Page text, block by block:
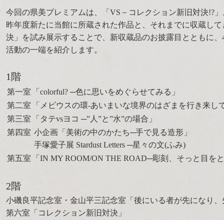
今回の県美プレミアムは、「VS－コレクション新旧対決!?」
昨年度新たに当館に所蔵された作品と、それまでに収蔵し
決」を試み展示することで、新収蔵品のお披露目とともに
活動の一端を紹介します。
1階
第一室
「colorful? ─色に思いをめぐらせてみる」
第二室
「メビウスの環-あいまいな境界のはざまを行き来し
第三室
「タテvsヨコ ─”人”と”水”の場合」
第四室 小企画「美術の中のかたち─手で見る造形」
手塚愛子展 Stardust Letters ─星々の文(ふみ)
第五室
「IN MY ROOM/ON THE ROAD─彫刻、そっと目を
2階
小磯良平記念室・金山平三記念室「後にいる者が先になり
第六室「コレクション新旧対決」